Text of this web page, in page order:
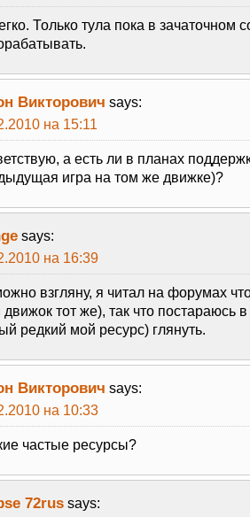
Только тула пока в зачаточном
Викторович says:
на 15:11
а есть ли в планах
игра на том же движке)?
says:
на 16:39
взгляну, я читал на форумах
движок тот же), так что постараюсь
редкий мой ресурс) глянуть.
Викторович says:
на 10:33
частые ресурсы?
72rus says: